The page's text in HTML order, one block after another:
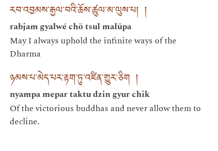
རབ་འབྱམས་རྒྱལ་བའི་ཆོས་ཚུལ་མ་ལུས་པ། །
rabjam gyalwé chö tsul malüpa
May I always uphold the infinite ways of the
Dharma
ཉམས་པ་མེད་པར་རྟག་ཏུ་འཛིན་གྱུར་ཅིག །
nyampa mepar taktu dzin gyur chik
Of the victorious buddhas and never allow them to
decline.